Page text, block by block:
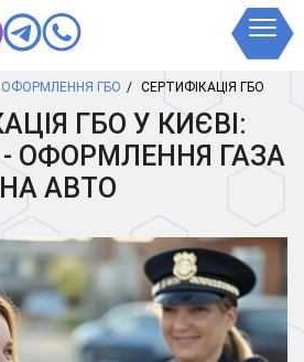
ОФОРМЛЕННЯ ГБО СЕРТИФІКАЦІЯ ГБО
ГБО У КИЄВІ:
- ОФОРМЛЕННЯ ГАЗА
НА АВТО